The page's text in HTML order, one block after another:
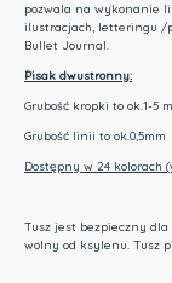
pozwala na wykonanie
ilustracjach, letteringu /
Bullet Journal.
Pisak dwustronny:
Grubość kropki to ok.1-5
Grubość linii to ok.0,5mm
Dostępny w 24 kolorach
Tusz jest bezpieczny dla
wolny od ksylenu. Tusz